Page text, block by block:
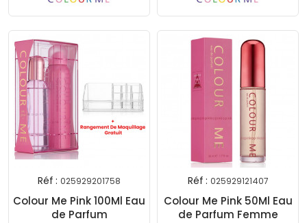
Réf : 025929201758
Colour Me Pink 100Ml Eau
de Parfum
Réf : 025929121407
Colour Me Pink 50Ml Eau
de Parfum Femme